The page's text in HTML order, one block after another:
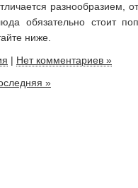
разнообразием,
обязательно стоит
ниже.
| Нет комментариев »
»